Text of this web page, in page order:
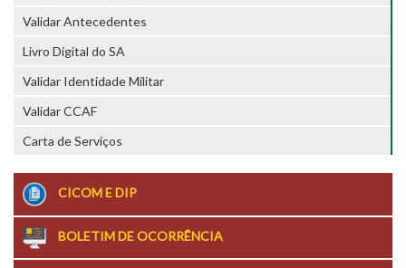
Validar Antecedentes
Livro Digital do SA
Validar Identidade Militar
Validar CCAF
Carta de Serviços
CICOM E DIP
BOLETIM DE OCORRÊNCIA